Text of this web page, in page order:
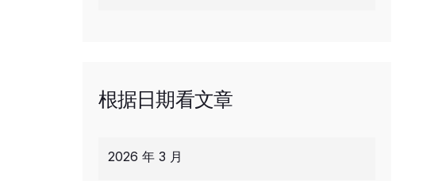
根据日期看文章
2026 年 3 月